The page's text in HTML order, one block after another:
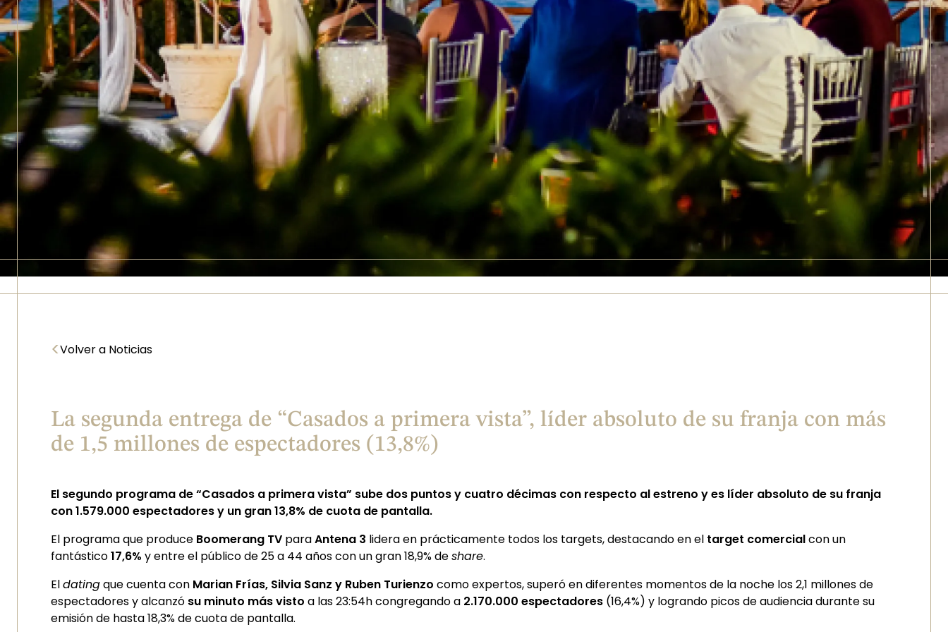
<Volver a Noticias
La segunda entrega de “Casados a primera vista”, líder absoluto de su franja con más
de 1,5 millones de espectadores (13,8%)
El segundo programa de “Casados a primera vista” sube dos puntos y cuatro décimas con respecto al estreno y es líder absoluto de su franja
con 1.579.000 espectadores y un gran 13,8% de cuota de pantalla.
El programa que produce Boomerang TV paraAntena 3 lidera en prácticamente todos los targets, destacando en el target comercialcon un
fantástico17,6% y entre el público de 25 a 44 años con un gran 18,9% deshare.
Eldatingque cuenta con Marian Frías, Silvia Sanz y Ruben Turienzo como expertos, superó en diferentes momentos de la noche los 2,1 millones de
espectadores y alcanzó su minuto más visto a las 23:54h congregando a 2.170.000 espectadores (16,4%) y logrando picos de audiencia durante su
emisión de hasta 18,3% de cuota de pantalla.